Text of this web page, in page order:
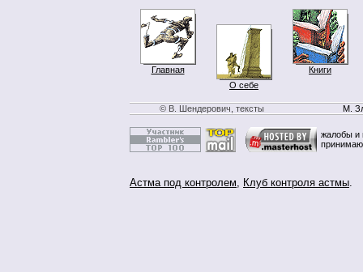
Главная
О себе
Книги
© В. Шендерович, тексты М.
жалобы и
Астма под контролем, Клуб контроля астмы.